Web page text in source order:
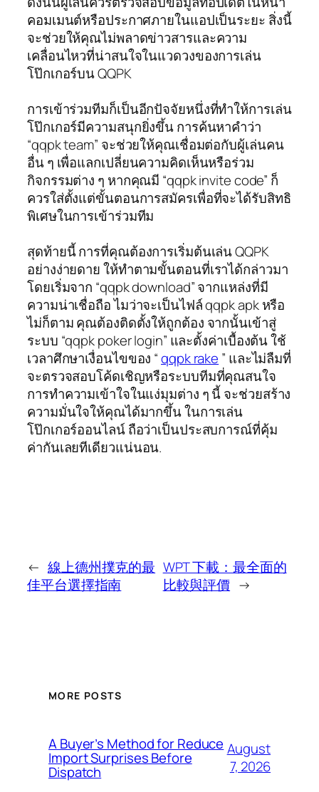
คอมเมนต์หรือประกาศภายในแอปเป็นระยะ สิ่งนี้
จะช่วยให้คุณไม่พลาดข่าวสารและความ
เคลื่อนไหวที่น่าสนใจในแวดวงของการเล่น
โป๊กเกอร์บน QQPK
การเข้าร่วมทีมก็เป็นอีกปัจจัยหนึ่งที่ทำให้การเล่น
โป๊กเกอร์มีความสนุกยิ่งขึ้น การค้นหาคำว่า
“qqpk team” จะช่วยให้คุณเชื่อมต่อกับผู้เล่นคน
อื่น ๆ เพื่อแลกเปลี่ยนความคิดเห็นหรือร่วม
กิจกรรมต่าง ๆ หากคุณมี “qqpk invite code” ก็
ควรใส่ตั้งแต่ขั้นตอนการสมัครเพื่อที่จะได้รับสิทธิ
พิเศษในการเข้าร่วมทีม
สุดท้ายนี้ การที่คุณต้องการเริ่มต้นเล่น QQPK
อย่างง่ายดาย ให้ทำตามขั้นตอนที่เราได้กล่าวมา
โดยเริ่มจาก “qqpk download” จากแหล่งที่มี
ความน่าเชื่อถือ ไมว่าจะเป็นไฟล์ qqpk apk หรือ
ไม่ก็ตาม คุณต้องติดตั้งให้ถูกต้อง จากนั้นเข้าสู่
ระบบ “qqpk poker login” และตั้งค่าเบื้องต้น ใช้
เวลาศึกษาเงื่อนไขของ “qqpk rake ” และไม่ลืมที่
จะตรวจสอบโค้ดเชิญหรือระบบทีมที่คุณสนใจ
การทำความเข้าใจในแง่มุมต่าง ๆ นี้ จะช่วยสร้าง
ความมั่นใจให้คุณได้มากขึ้น ในการเล่น
โป๊กเกอร์ออนไลน์ ถือว่าเป็นประสบการณ์ที่คุ้ม
ค่ากันเลยทีเดียวแน่นอน.
← 線上德州撲克的最
佳平台選擇指南
WPT 下載：最全面的
比較與評價 →
MORE POSTS
A Buyer’s Method for Reduce
Import Surprises Before
Dispatch
August
7, 2026